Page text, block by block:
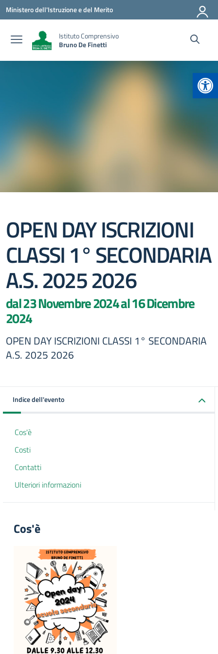
Vai ai contenuti
Vai al menu di navigazione
Vai al footer
Ministero dell'Istruzione e del Merito
Istituto Comprensivo
Bruno De Finetti
OPEN DAY ISCRIZIONI
CLASSI 1° SECONDARIA
A.S. 2025 2026
dal 23 Novembre 2024 al 16 Dicembre
2024
OPEN DAY ISCRIZIONI CLASSI 1° SECONDARIA
A.S. 2025 2026
Indice dell'evento
Cos'è
Costi
Contatti
Ulteriori informazioni
Cos'è